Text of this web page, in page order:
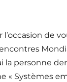
l’occasion de
la personne
« Systèmes